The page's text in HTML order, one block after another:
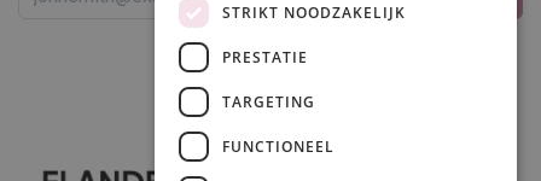
STRIKT NOODZAKELIJK
PRESTATIE
TARGETING
FUNCTIONEEL